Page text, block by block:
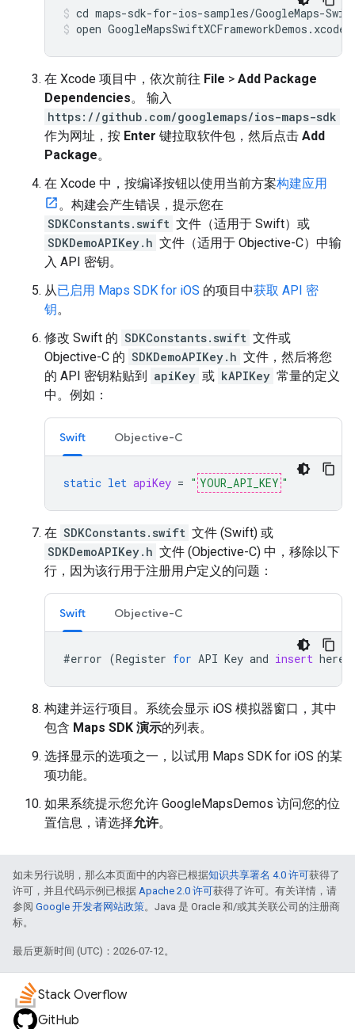
open
在 Xcode 项目中，依次前往 File > Add Package
Dependencies。 输入
https://github.com/googlemaps/ios-maps-sdk
作为网址，按 Enter 键拉取软件包，然后点击 Add
Package。
在 Xcode 中，按编译按钮以使用当前方案构建应用
。构建会产生错误，提示您在
SDKConstants.swift 文件（适用于 Swift）或
SDKDemoAPIKey.h 文件（适用于 Objective-C）中输
入 API 密钥。
从已启用 Maps SDK for iOS 的项目中获取 API 密
钥。
修改 Swift 的 SDKConstants.swift 文件或
Objective-C 的 SDKDemoAPIKey.h 文件，然后将您
的 API 密钥粘贴到 apiKey 或 kAPIKey 常量的定义
中。例如：
Swift Objective-C
static let apiKey = " YOUR_API_KEY "
在 SDKConstants.swift 文件 (Swift) 或
SDKDemoAPIKey.h 文件 (Objective-C) 中，移除以下
行，因为该行用于注册用户定义的问题：
Swift Objective-C
#error (Register for API Key and insert here
构建并运行项目。系统会显示 iOS 模拟器窗口，其中
包含 Maps SDK 演示的列表。
选择显示的选项之一，以试用 Maps SDK for iOS 的某
项功能。
如果系统提示您允许 GoogleMapsDemos 访问您的位
置信息，请选择允许。
如未另行说明，那么本页面中的内容已根据知识共享署名 4.0 许可获得了
许可，并且代码示例已根据 Apache 2.0 许可获得了许可。有关详情，请
参阅 Google 开发者网站政策。Java 是 Oracle 和/或其关联公司的注册商
标。
最后更新时间 (UTC)：2026-07-12。
Stack Overflow
GitHub